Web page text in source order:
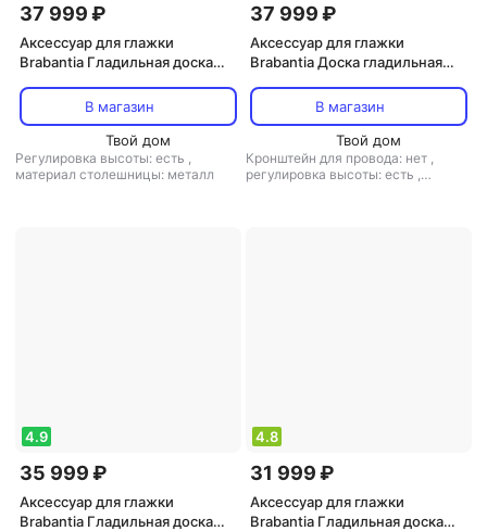
37 999 ₽
Аксессуар для глажки
Brabantia Гладильная доска
В магазин
Твой дом
Регулировка высоты: есть ,
материал столешницы: металл
37 999 ₽
Аксессуар для глажки
Brabantia Доска гладильная
В магазин
Твой дом
Кронштейн для провода: нет ,
регулировка высоты: есть ,
4.9
35 999 ₽
Аксессуар для глажки
Brabantia Гладильная доска
4.8
31 999 ₽
Аксессуар для глажки
Brabantia Гладильная доска